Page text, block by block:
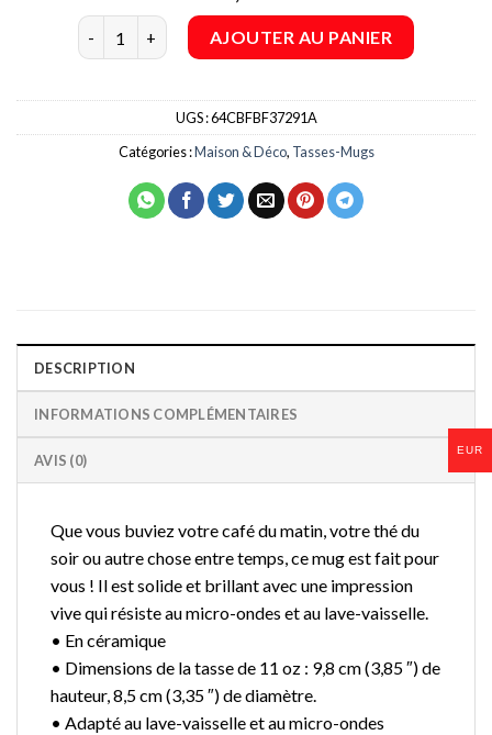
quantité de Mug Bandy OrangeAJOUTER AU PANIER
UGS :64CBFBF37291A
Catégories :Maison & Déco, Tasses-Mugs
DESCRIPTION
INFORMATIONS COMPLÉMENTAIRES
AVIS (0)
Que vous buviez votre café du matin, votre thé du
soir ou autre chose entre temps, ce mug est fait pour
vous ! Il est solide et brillant avec une impression
vive qui résiste au micro-ondes et au lave-vaisselle.
• En céramique
• Dimensions de la tasse de 11 oz : 9,8 cm (3,85 ″) de
hauteur, 8,5 cm (3,35 ″) de diamètre.
• Adapté au lave-vaisselle et au micro-ondes
EUR